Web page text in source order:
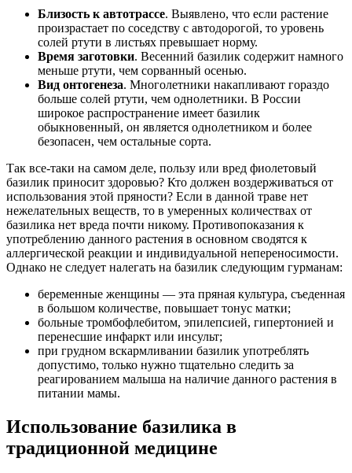
Близость к автотрассе. Выявлено, что если растение
произрастает по соседству с автодорогой, то уровень
солей ртути в листьях превышает норму.
Время заготовки. Весенний базилик содержит намного
меньше ртути, чем сорванный осенью.
Вид онтогенеза. Многолетники накапливают гораздо
больше солей ртути, чем однолетники. В России
широкое распространение имеет базилик
обыкновенный, он является однолетником и более
безопасен, чем остальные сорта.
Так все-таки на самом деле, пользу или вред фиолетовый
базилик приносит здоровью? Кто должен воздерживаться от
использования этой пряности? Если в данной траве нет
нежелательных веществ, то в умеренных количествах от
базилика нет вреда почти никому. Противопоказания к
употреблению данного растения в основном сводятся к
аллергической реакции и индивидуальной непереносимости.
Однако не следует налегать на базилик следующим гурманам:
беременные женщины — эта пряная культура, съеденная
в большом количестве, повышает тонус матки;
больные тромбофлебитом, эпилепсией, гипертонией и
перенесшие инфаркт или инсульт;
при грудном вскармливании базилик употреблять
допустимо, только нужно тщательно следить за
реагированием малыша на наличие данного растения в
питании мамы.
Использование базилика в
традиционной медицине